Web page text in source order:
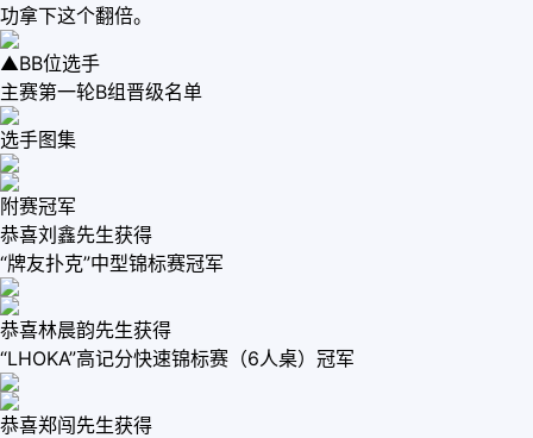
功拿下这个翻倍。
▲BB位选手
主赛第一轮B组晋级名单
选手图集
附赛冠军
恭喜刘鑫先生获得
“牌友扑克”中型锦标赛冠军
恭喜林晨韵先生获得
“LHOKA”高记分快速锦标赛（6人桌）冠军
恭喜郑闯先生获得